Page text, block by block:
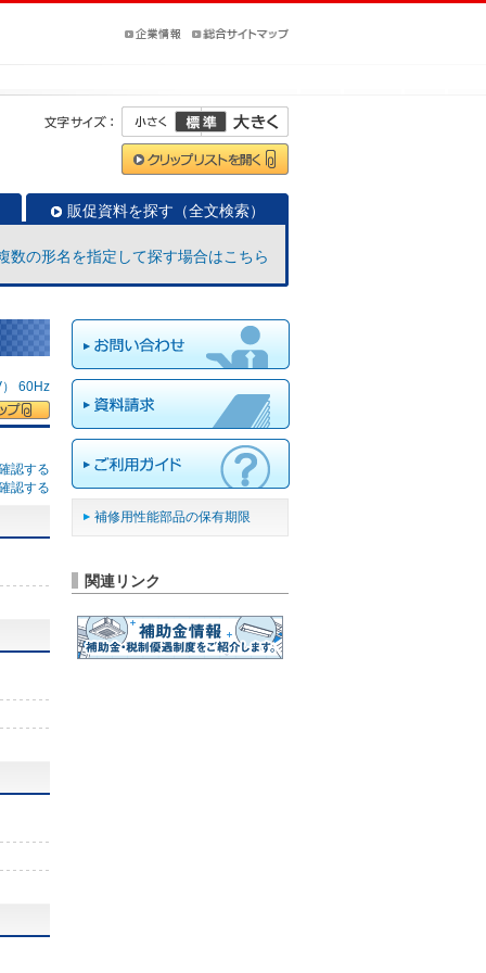
販促資料を探す（全文検索）
数の形名を指定して探す場合はこちら
60Hz
認する
認する
補修用性能部品の保有期限
関連リンク